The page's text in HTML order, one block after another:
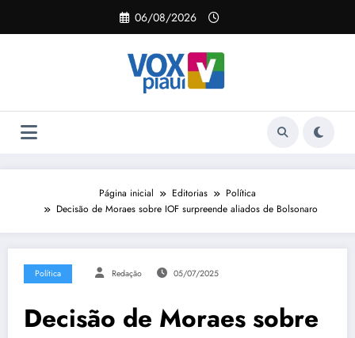
o
06/08/2026
Página inicial Editorias
Política
Decisão de Moraes sobre IOF surpreende aliados de Bolsonaro
Política Redação 05/07/2025
Decisão de Moraes sobre